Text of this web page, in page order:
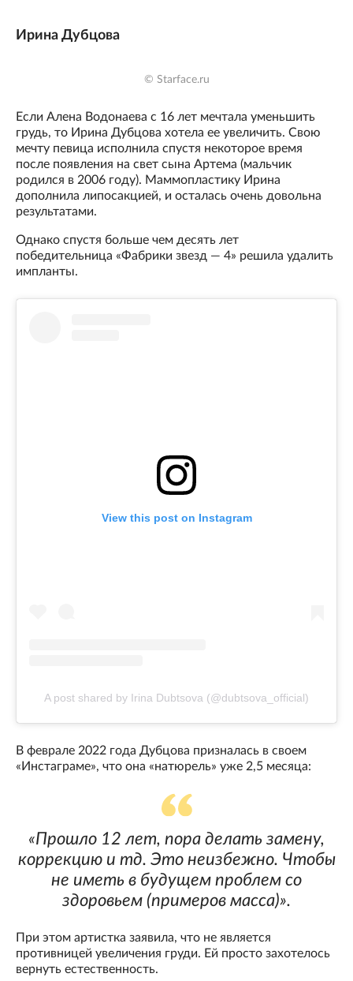
Ирина Дубцова
© Starface.ru
Если Алена Водонаева с 16 лет мечтала уменьшить
грудь, то Ирина Дубцова хотела ее увеличить. Свою
мечту певица исполнила спустя некоторое время
после появления на свет сына Артема (мальчик
родился в 2006 году). Маммопластику Ирина
дополнила липосакцией, и осталась очень довольна
результатами.
Однако спустя больше чем десять лет
победительница «Фабрики звезд — 4» решила удалить
импланты.
View this post on Instagram
A post shared by Irina Dubtsova (@dubtsova_official)
В феврале 2022 года Дубцова призналась в своем
«Инстаграме», что она «натюрель» уже 2,5 месяца:
«Прошло 12 лет, пора делать замену,
коррекцию и тд. Это неизбежно. Чтобы
не иметь в будущем проблем со
здоровьем (примеров масса)».
При этом артистка заявила, что не является
противницей увеличения груди. Ей просто захотелось
вернуть естественность.